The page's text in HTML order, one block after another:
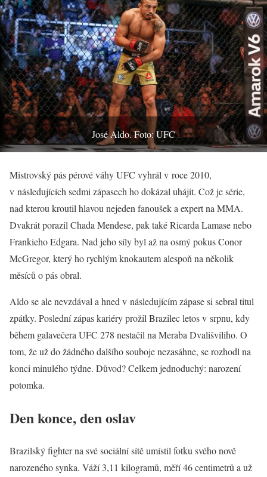
José Aldo. Foto: UFC
Mistrovský pás pérové váhy UFC vyhrál v roce 2010,
v následujících sedmi zápasech ho dokázal uhájit. Což je série,
nad kterou kroutil hlavou nejeden fanoušek a expert na MMA.
Dvakrát porazil Chada Mendese, pak také Ricarda Lamase nebo
Frankieho Edgara. Nad jeho síly byl až na osmý pokus Conor
McGregor, který ho rychlým knokautem alespoň na několik
měsíců o pás obral.
Aldo se ale nevzdával a hned v následujícím zápase si sebral titul
zpátky. Poslední zápas kariéry prožil Brazilec letos v srpnu, kdy
během galavečera UFC 278 nestačil na Meraba Dvališviliho. O
tom, že už do žádného dalšího souboje nezasáhne, se rozhodl na
konci minulého týdne. Důvod? Celkem jednoduchý: narození
potomka.
Den konce, den oslav
Brazilský fighter na své sociální sítě umístil fotku svého nově
narozeného synka. Váží 3,11 kilogramů, měří 46 centimetrů a už